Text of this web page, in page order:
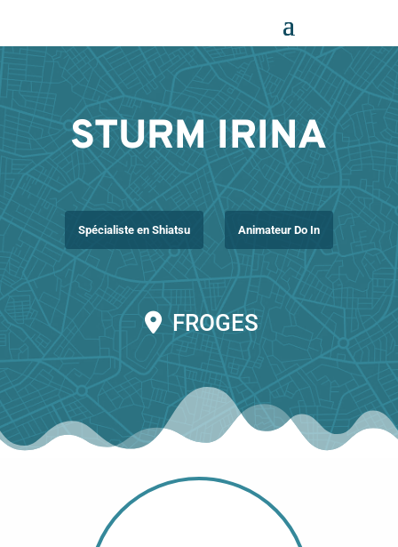
STURM IRINA
Spécialiste en Shiatsu Animateur Do In
FROGES